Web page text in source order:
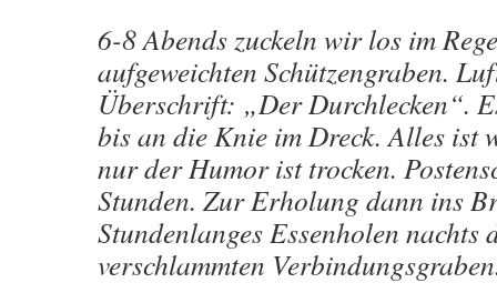
6-8 Abends zuckeln wir los im
aufgeweichten Schützengraben.
Überschrift: „Der Durchlecken“.
bis an die Knie im Dreck. Alles ist
nur der Humor ist trocken.
Stunden. Zur Erholung dann ins
Stundenlanges Essenholen nachts
verschlammten